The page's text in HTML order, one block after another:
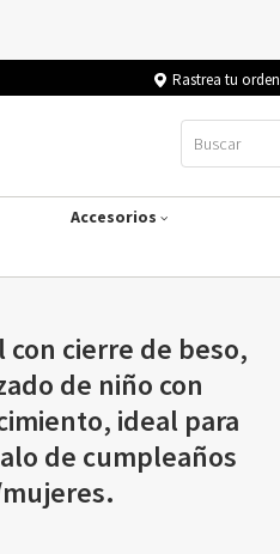
Rastrea tu orden
Accesorios
cierre de beso,
de niño con
ideal para
de cumpleaños